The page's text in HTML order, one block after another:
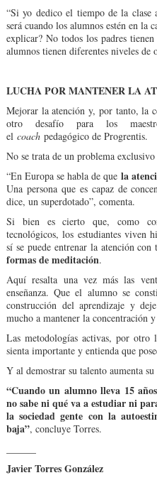
“Si yo dedico el tiempo de la clase
será cuando los alumnos estén en la
explicar? No todos los padres
alumnos tienen diferentes niveles de
LUCHA POR MANTENER LA
Mejorar la atención y, por tanto, la
otro desafío para los
el coachpedagógico de Progrentis.
No se trata de un problema
“En Europa se habla de que la
Una persona que es capaz de
dice, un superdotado”, comenta.
Si bien es cierto que, como
tecnológicos, los estudiantes viven
sí se puede entrenar la atención
formas de meditación.
Aquí resalta una vez más las
enseñanza. Que el alumno se
construcción del aprendizaje y
mucho a mantener la concentración
Las metodologías activas, por
sienta importante y entienda que
Y al demostrar su talento aumenta su
“Cuando un alumno lleva 15
no sabe ni qué va a estudiar ni
la sociedad gente con la
baja”, concluye Torres.
Javier Torres González